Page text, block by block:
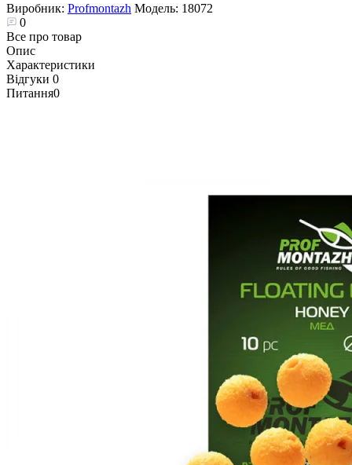
Виробник: Profmontazh Модель: 18072
0
Все про товар
Опис
Характеристики
Відгуки 0
Питання0